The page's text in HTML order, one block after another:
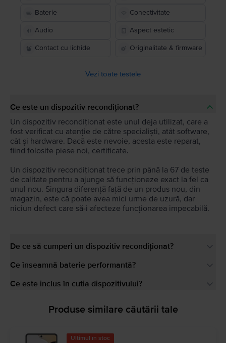
Baterie Conectivitate
Audio Aspect estetic
Contact cu lichide Originalitate & firmware
Vezi toate testele
Ce este un dispozitiv recondiționat?
Un dispozitiv recondiționat este unul deja utilizat, care a
fost verificat cu atenție de către specialiști, atât software,
cât și hardware. Dacă este nevoie, acesta este reparat,
fiind folosite piese noi, certificate.
Un dispozitiv recondiționat trece prin până la 67 de teste
de calitate pentru a ajunge să funcționeze exact la fel ca
unul nou. Singura diferență față de un produs nou, din
magazin, este că poate avea mici urme de uzură, dar
niciun defect care să-i afecteze funcționarea impecabilă.
De ce să cumperi un dispozitiv recondiționat?
Ce înseamnă baterie performantă?
Ce este inclus în cutia dispozitivului?
Produse similare căutării tale
Ultimul în stoc